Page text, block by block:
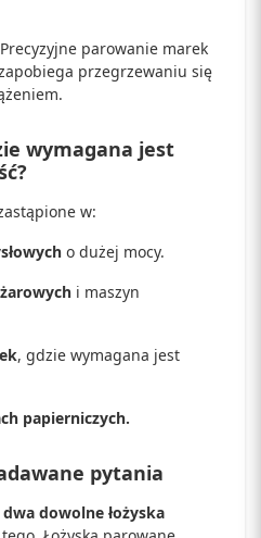
Precyzyjne parowanie marek
przegrzewaniu się
wymagana jest
w:
o dużej mocy.
i maszyn
, gdzie wymagana jest
papierniczych.
pytania
dowolne łożyska